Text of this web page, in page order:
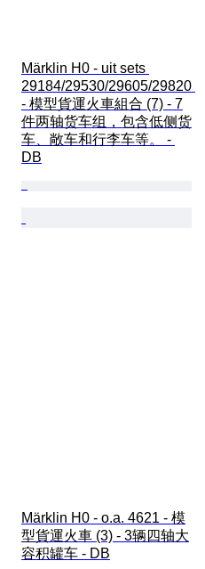
Märklin H0 - uit sets
29184/29530/29605/29820
- 模型貨運火車組合 (7) - 7
件两轴货车组，包含低侧货
车、敞车和行李车等。 -
DB
Märklin H0 - o.a. 4621 - 模
型貨運火車 (3) - 3辆四轴大
容积罐车 - DB